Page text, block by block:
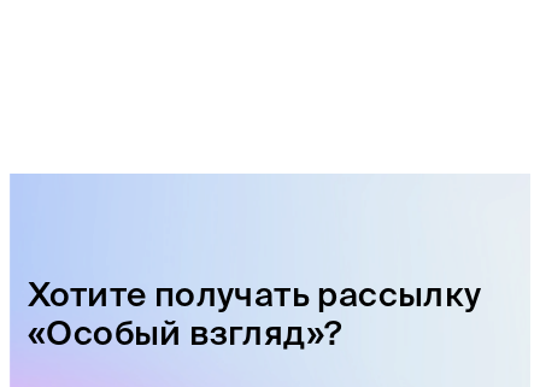
Хотите получать рассылку
«Особый взгляд»?